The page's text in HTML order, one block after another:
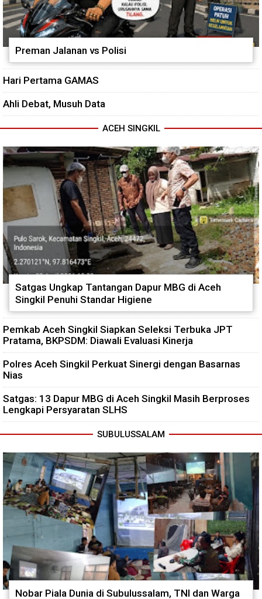
Preman Jalanan vs Polisi
Hari Pertama GAMAS
Ahli Debat, Musuh Data
ACEH SINGKIL
Satgas Ungkap Tantangan Dapur MBG di Aceh
Singkil Penuhi Standar Higiene
Pemkab Aceh Singkil Siapkan Seleksi Terbuka JPT
Pratama, BKPSDM: Diawali Evaluasi Kinerja
Polres Aceh Singkil Perkuat Sinergi dengan Basarnas
Nias
Satgas: 13 Dapur MBG di Aceh Singkil Masih Berproses
Lengkapi Persyaratan SLHS
SUBULUSSALAM
Nobar Piala Dunia di Subulussalam, TNI dan Warga